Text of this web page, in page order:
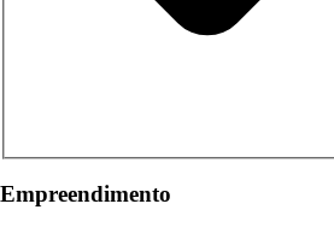
Empreendimento